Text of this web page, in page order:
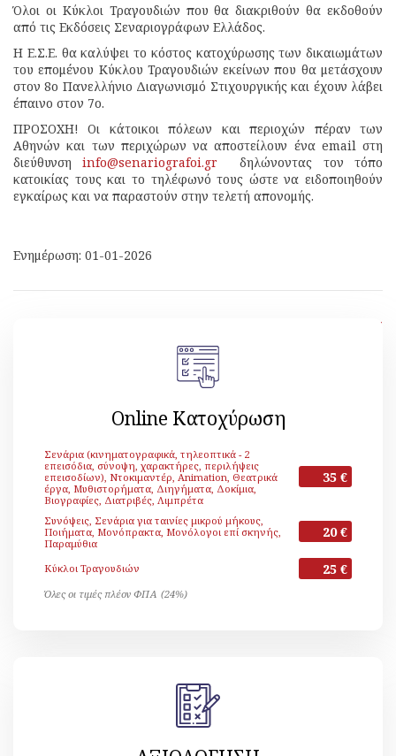
Όλοι οι Κύκλοι Τραγουδιών που θα διακριθούν θα εκδοθούν
από τις Εκδόσεις Σεναριογράφων Ελλάδος.
Η Ε.Σ.Ε. θα καλύψει το κόστος κατοχύρωσης των δικαιωμάτων
του επομένου Κύκλου Τραγουδιών εκείνων που θα μετάσχουν
στον 8ο Πανελλήνιο Διαγωνισμό Στιχουργικής και έχουν λάβει
έπαινο στον 7ο.
ΠΡΟΣΟΧΗ! Οι κάτοικοι πόλεων και περιοχών πέραν των
Αθηνών και των περιχώρων να αποστείλουν ένα email στη
διεύθυνσηinfo@senariografoi.gr δηλώνοντας τον τόπο
κατοικίας τους και το τηλέφωνό τους ώστε να ειδοποιηθούν
εγκαίρως και να παραστούν στην τελετή απονομής.
Ενημέρωση: 01-01-2026
[ Επιστροφή ]
Online Κατοχύρωση
Σενάρια (κινηματογραφικά, τηλεοπτικά - 2
επεισόδια, σύνοψη, χαρακτήρες, περιλήψεις
επεισοδίων), Ντοκιμαντέρ, Animation, Θεατρικά
έργα, Μυθιστορήματα, Διηγήματα, Δοκίμια,
Βιογραφίες, Διατριβές, Λιμπρέτα
35 €
Συνόψεις, Σενάρια για ταινίες μικρού μήκους,
Ποιήματα, Μονόπρακτα, Μονόλογοι επί σκηνής,
Παραμύθια
20 €
Κύκλοι Τραγουδιών 25 €
Όλες οι τιμές πλέον ΦΠΑ (24%)